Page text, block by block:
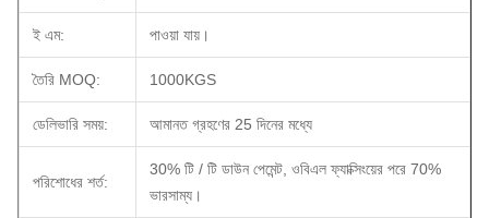
ই এম: পাওয়া যায়।
তৈরি MOQ: 1000KGS
ডেলিভারি সময়: আমানত গ্রহণের 25 দিনের মধ্যে
পরিশোধের শর্ত:
30% টি / টি ডাউন পেমেন্ট, ওবিএল ফ্যাক্সিংয়ের পরে 70%
ভারসাম্য।